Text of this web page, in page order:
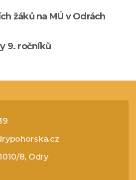
žáků na MÚ v Odrách
9. ročníků
8, Odry